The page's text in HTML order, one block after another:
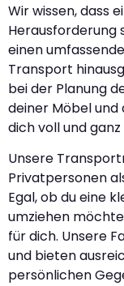
Wir wissen, dass
Herausforderung
einen
Transport
bei der Planung
deiner Möbel und
dich voll und
Unsere
Privatpersonen
Egal, ob du eine
umziehen
für dich. Unsere
und bieten
persönlichen